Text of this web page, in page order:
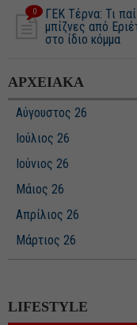
0
ΓΕΚ Τέρνα: Τι
μπίζνες από
στο ίδιο κόμμα
ΑΡΧΕΙΑΚΑ
Αύγουστος 26
Ιούλιος 26
Ιούνιος 26
Μάιος 26
Απρίλιος 26
Μάρτιος 26
Δεκέμβριος 25
LIFESTYLE